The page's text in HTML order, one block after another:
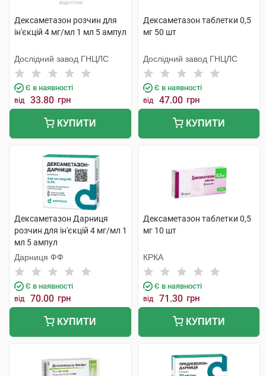
Дексаметазон розчин для
ін'єкцій 4 мг/мл 1 мл 5 ампул
Дослідний завод ГНЦЛС
Є в наявності
від 33.80 грн
КУПИТИ
Дексаметазон таблетки 0,5
мг 50 шт
Дослідний завод ГНЦЛС
Є в наявності
від 47.00 грн
КУПИТИ
Дексаметазон Дарниця
розчин для ін'єкцій 4 мг/мл 1
мл 5 ампул
Дарниця ФФ
Є в наявності
від 70.00 грн
КУПИТИ
Дексаметазон таблетки 0,5
мг 10 шт
КРКА
Є в наявності
від 71.30 грн
КУПИТИ